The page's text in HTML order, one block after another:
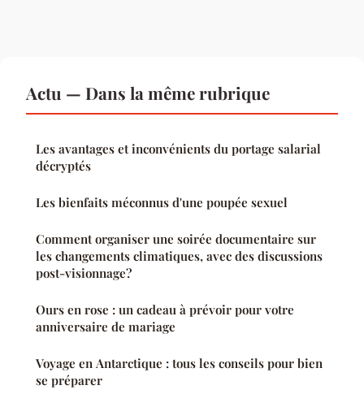
Actu — Dans la même rubrique
Les avantages et inconvénients du portage salarial
décryptés
Les bienfaits méconnus d'une poupée sexuel
Comment organiser une soirée documentaire sur
les changements climatiques, avec des discussions
post-visionnage?
Ours en rose : un cadeau à prévoir pour votre
anniversaire de mariage
Voyage en Antarctique : tous les conseils pour bien
se préparer